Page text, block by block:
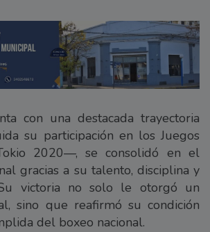
con una destacada trayectoria
su participación en los Juegos
2020—, se consolidó en el
gracias a su talento, disciplina y
Su victoria no solo le otorgó un
sino que reafirmó su condición
del boxeo nacional.